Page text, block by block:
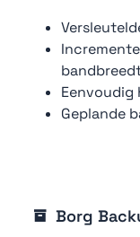
Geplande
Borg